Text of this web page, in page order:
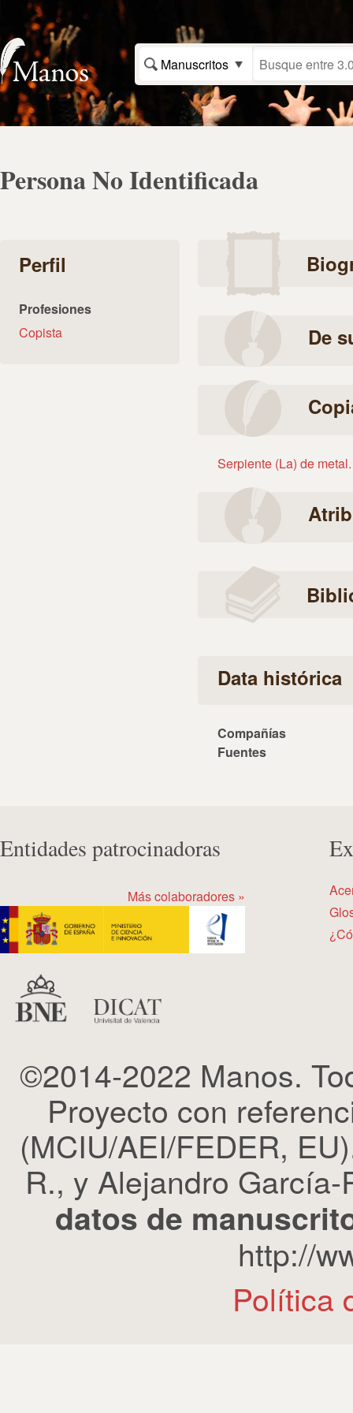
Manuscritos
Persona No Identificada
Perfil
Profesiones
Copista
De
Serpiente (La) de
Data histórica
Compañías
Fuentes
Entidades patrocinadoras
Más colaboradores »
©2014-2022 Manos.
Proyecto con
(MCIU/AEI/FEDER,
R., y Alejandro
datos de
http://
Política